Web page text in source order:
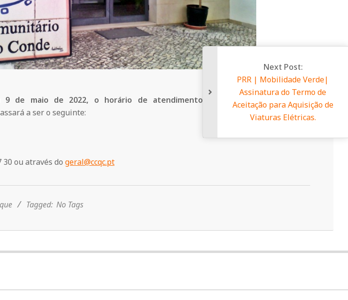
9 de maio de 2022, o horário de atendimento presencial nos serviços
a ser o seguinte:
30 ou através do geral@ccqc.pt
Tagged: No Tags
PRR |
Assinatura
Aceitação para
Viaturas